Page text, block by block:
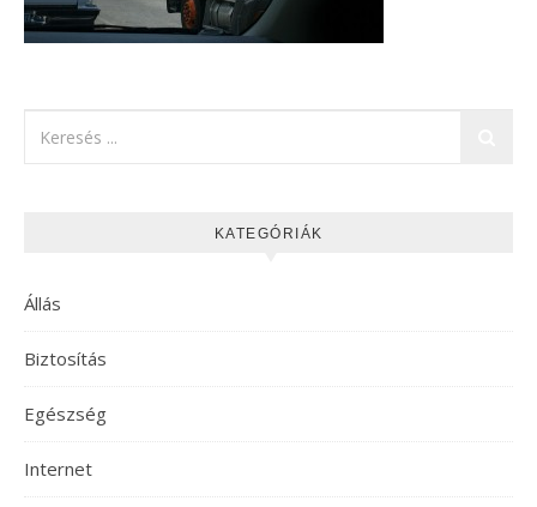
KATEGÓRIÁK
Állás
Biztosítás
Egészség
Internet